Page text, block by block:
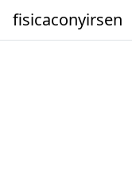
fisicaconyirsen